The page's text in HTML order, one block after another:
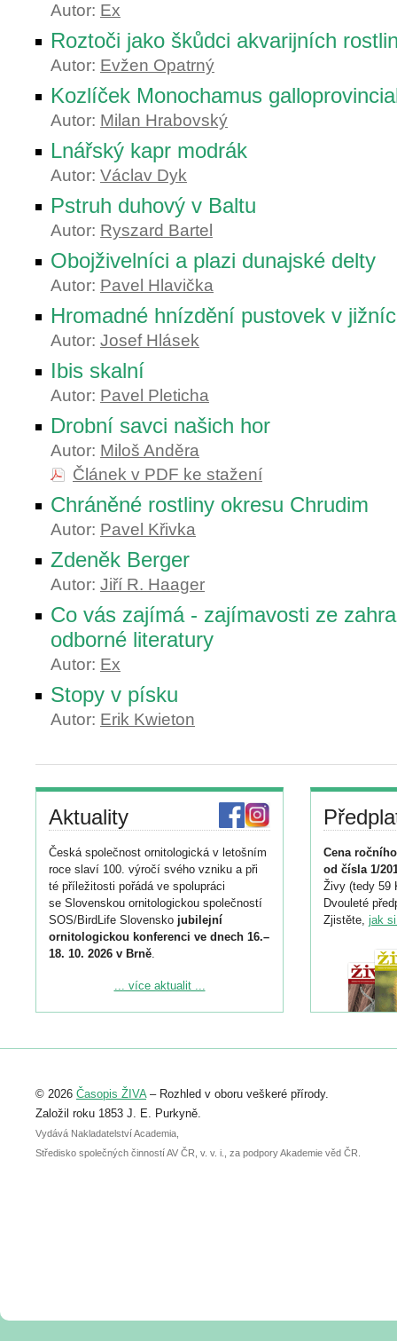
Autor: Ex
Roztoči jako škůdci akvarijních
Autor: Evžen Opatrný
Kozlíček Monochamus
Autor: Milan Hrabovský
Lnářský kapr modrák
Autor: Václav Dyk
Pstruh duhový v Baltu
Autor: Ryszard Bartel
Obojživelníci a plazi dunajské delty
Autor: Pavel Hlavička
Hromadné hnízdění pustovek v
Autor: Josef Hlásek
Ibis skalní
Autor: Pavel Pleticha
Drobní savci našich hor
Autor: Miloš Anděra
Článek v PDF ke stažení
Chráněné rostliny okresu Chrudim
Autor: Pavel Křivka
Zdeněk Berger
Autor: Jiří R. Haager
Co vás zajímá - zajímavosti ze
odborné literatury
Autor: Ex
Stopy v písku
Autor: Erik Kwieton
Aktuality
Česká společnost ornitologická v letošním
roce slaví 100. výročí svého vzniku a při
té příležitosti pořádá ve spolupráci
se Slovenskou ornitologickou společností
SOS/BirdLife Slovensko jubilejní
ornitologickou konferenci ve dnech 16.–
18. 10. 2026 v Brně.
Podrobnější informace ke konferenci
Registrovat se můžete do 6. září.
abstraktu přihlášené přednášky nebo
posteru je už 30. června.
... více aktualit ...
Cena
od čísla 1/
Živy (tedy 59
Dvouleté
Zjistěte, jak
© 2026 Časopis ŽIVA– Rozhled v oboru veškeré přírody.
Založil roku 1853 J. E. Purkyně.
Vydává Nakladatelství Academia,
Středisko společných činností AV ČR, v. v. i., za podpory Akademie věd ČR.